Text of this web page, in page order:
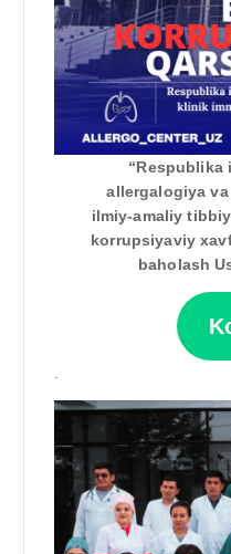
allergalogiya
ilmiy-amaliy
korrupsiyaviy
baholash
.